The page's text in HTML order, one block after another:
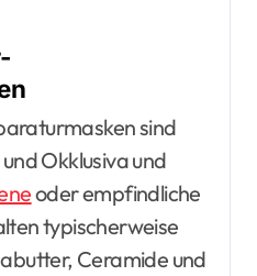
sind
Okklusiva und
oder empfindliche
typischerweise
Ceramide und